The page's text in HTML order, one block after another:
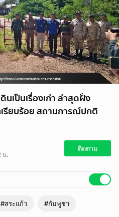
นเป็นเรื่องเก่า ล่าสุดฝั่ง
รียบร้อย สถานการณ์ปกติ
น.
ติดตาม
#สระแก้ว #กัมพูชา